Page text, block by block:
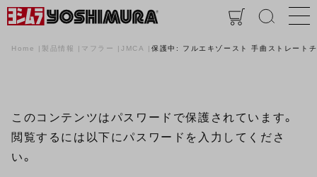
Home 製品情報 マフラー JMCA 保護中: フルエキゾースト 手曲ストレート
このコンテンツはパスワードで保護されています。
閲覧するには以下にパスワードを入力してくださ
い。